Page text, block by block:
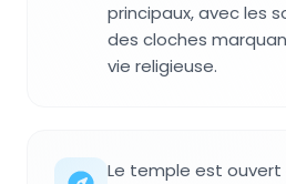
principaux, avec les
des cloches
vie religieuse.
Le temple est ouvert